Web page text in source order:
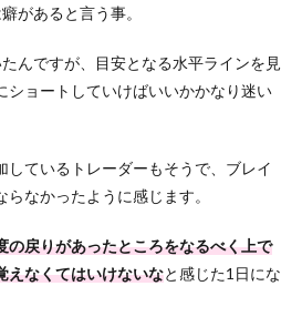
があると言う事。
んですが、目安となる水平ラインを見
ショートしていけばいいかかなり迷い
しているトレーダーもそうで、ブレイ
なかったように感じます。
の戻りがあったところをなるべく上で
えなくてはいけないなと感じた1日にな